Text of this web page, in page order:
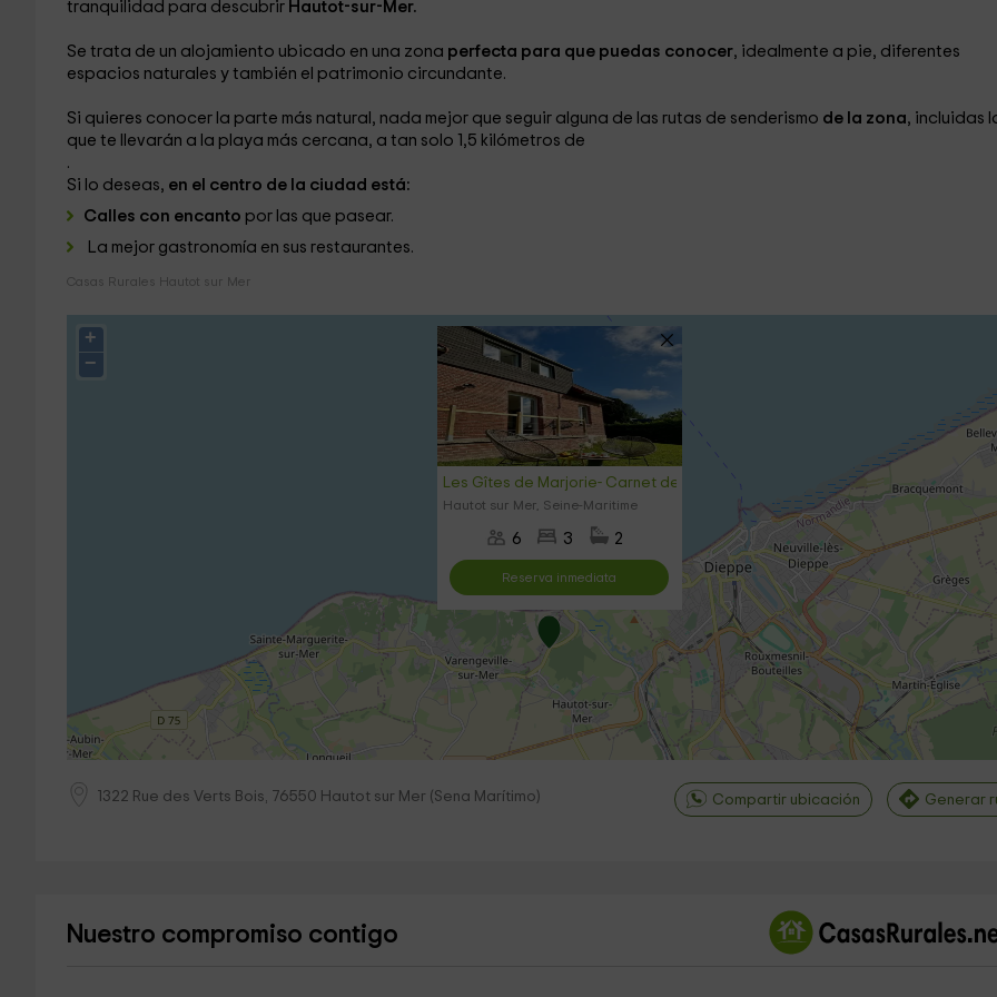
tranquilidad para descubrirHautot-sur-Mer.
Se trata de un alojamiento ubicado en una zona perfecta para que puedas conocer, idealmente a pie, diferentes
espacios naturales y también el patrimonio circundante.
Si quieres conocer la parte más natural, nada mejor que seguir alguna de las rutas de senderismo de la zona, incluidas
que te llevarán a la playa más cercana, a tan solo 1,5 kilómetros de
.
Si lo deseas, en el centro de la ciudad está:
Calles con encanto por las que pasear.
La mejor gastronomía en sus restaurantes.
Casas Rurales Hautot sur Mer
Les Gîtes de Marjorie- Carnet de Voyages
Hautot sur Mer, Seine-Maritime
6 3 2
Reserva inmediata
+
−
1322 Rue des Verts Bois, 76550 Hautot sur Mer (Sena Marítimo) Compartir ubicación Generar
Nuestro compromiso contigo